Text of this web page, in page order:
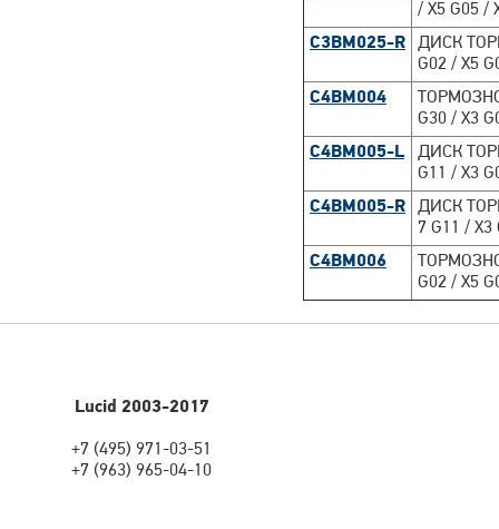
/ X5 G05 /
C3BM025-R
ДИСК
G02 / X5
C4BM004
G30 / X3
C4BM005-L
ДИСК
G11 / X3
C4BM005-R
ДИСК
7 G11 / X3
C4BM006
G02 / X5
Lucid 2003-2017
+7 (495) 971-03-51
+7 (963) 965-04-10